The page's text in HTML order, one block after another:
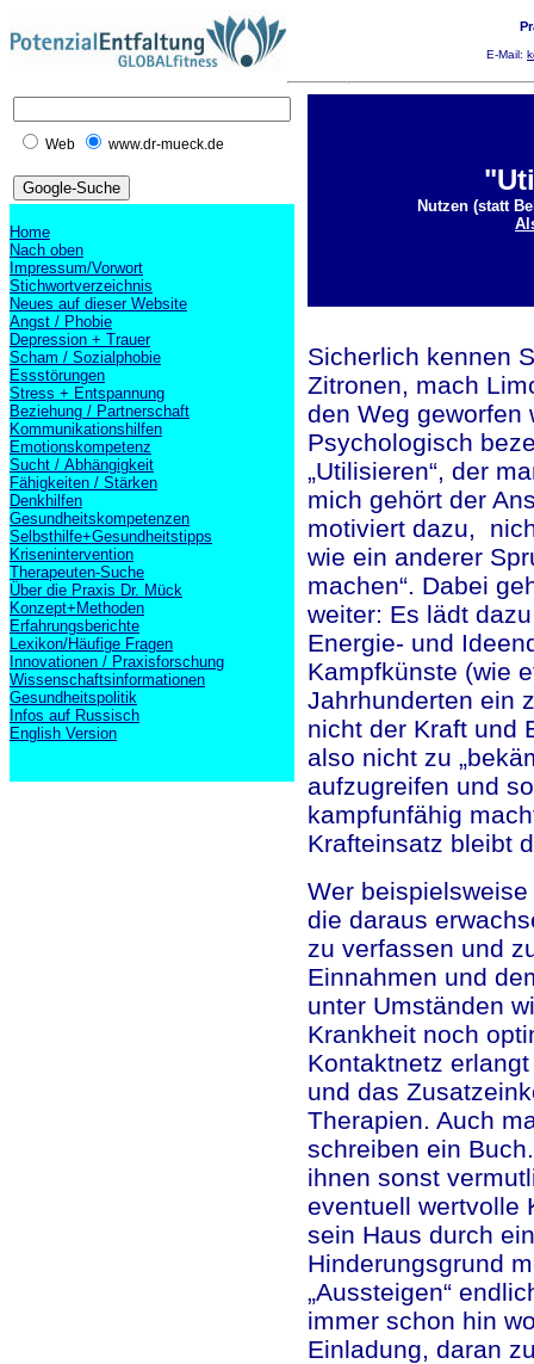
E-Mail:
Web www.dr-mueck.de
Home
Nach oben
Impressum/Vorwort
Stichwortverzeichnis
Neues auf dieser Website
Angst / Phobie
Depression + Trauer
Scham / Sozialphobie
Essstörungen
Stress + Entspannung
Beziehung / Partnerschaft
Kommunikationshilfen
Emotionskompetenz
Sucht / Abhängigkeit
Fähigkeiten / Stärken
Denkhilfen
Gesundheitskompetenzen
Selbsthilfe+Gesundheitstipps
Krisenintervention
Therapeuten-Suche
Über die Praxis Dr. Mück
Konzept+Methoden
Erfahrungsberichte
Lexikon/Häufige Fragen
Innovationen / Praxisforschung
Wissenschaftsinformationen
Gesundheitspolitik
Infos auf Russisch
English Version
Nutzen (statt
Sicherlich kennen
Zitronen, mach
den Weg geworfen
Psychologisch
„Utilisieren“, der
mich gehört der
motiviert dazu,
wie ein anderer
machen“. Dabei
weiter: Es lädt
Energie- und
Kampfkünste (wie
Jahrhunderten ein
nicht der Kraft und
also nicht zu
aufzugreifen und
kampfunfähig
Krafteinsatz bleibt
Wer
die daraus
zu verfassen und
Einnahmen und
unter Umständen
Krankheit noch
Kontaktnetz
und das
Therapien. Auch
schreiben ein
ihnen sonst
eventuell wertvolle
sein Haus durch
Hinderungsgrund
„Aussteigen“
immer schon hin
Einladung, daran